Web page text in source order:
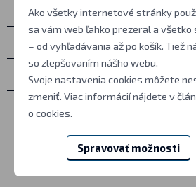
Zastihnete nás
Všetko o nákupe
Ďalšie informácie
Ostatné
Ako všetky internetové stránky
sa vám web ľahko prezeral a
– od vyhľadávania až po košík. Tiež
so zlepšovaním nášho webu.
Svoje nastavenia cookies môžete
zmeniť. Viac informácií nájdete v
o cookies.
Spravovať možnosti